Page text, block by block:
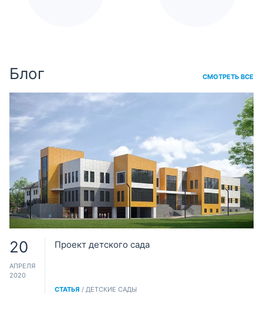
Блог СМОТРЕТЬ ВСЕ
20
АПРЕЛЯ
2020
Проект детского сада
СТАТЬЯ / ДЕТСКИЕ САДЫ